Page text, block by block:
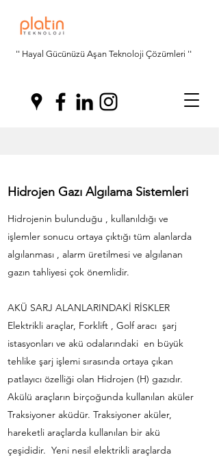
'' Hayal Gücünüzü Aşan Teknoloji Çözümleri ''
Hidrojen Gazı Algılama Sistemleri
Hidrojenin bulunduğu , kullanıldığı ve
işlemler sonucu ortaya çıktığı tüm alanlarda
algılanması , alarm üretilmesi ve algılanan
gazın tahliyesi çok önemlidir.
AKÜ SARJ ALANLARINDAKİ RİSKLER
Elektrikli araçlar, Forklift , Golf aracı şarj
istasyonları ve akü odalarındaki en büyük
tehlike şarj işlemi sırasında ortaya çıkan
patlayıcı özelliği olan Hidrojen (H) gazıdır.
Akülü araçların birçoğunda kullanılan aküler
Traksiyoner aküdür. Traksiyoner aküler,
hareketli araçlarda kullanılan bir akü
çeşididir. Yeni nesil elektrikli araçlarda